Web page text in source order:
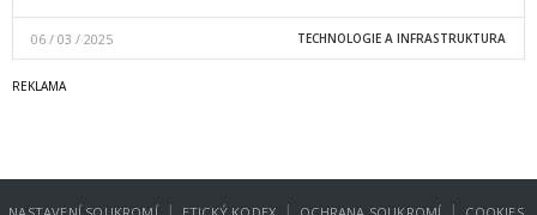
06 / 03 / 2025 TECHNOLOGIE A INFRASTRUKTURA